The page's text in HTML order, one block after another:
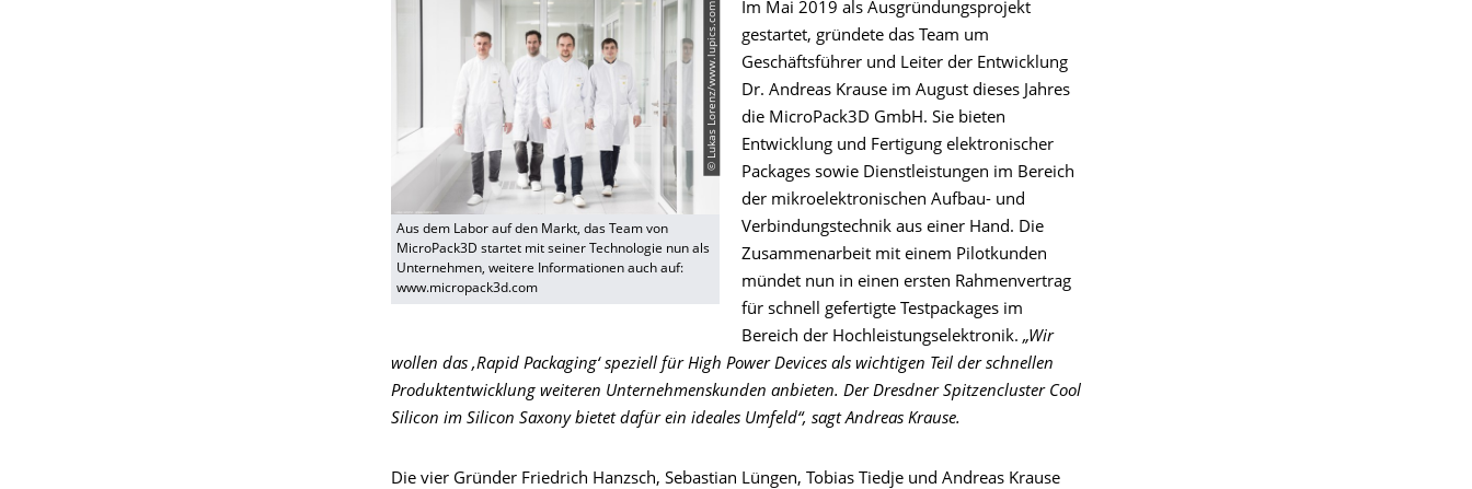
© Lukas Lorenz/www.lupics.com
Aus dem Labor auf den Markt, das Team von
MicroPack3D startet mit seiner Technologie nun als
Unternehmen, weitere Informationen auch auf:
www.micropack3d.com
Im Mai 2019 als Ausgründungsprojekt
gestartet, gründete das Team um
Geschäftsführer und Leiter der Entwicklung
Dr. Andreas Krause im August dieses Jahres
die MicroPack3D GmbH. Sie bieten
Entwicklung und Fertigung elektronischer
Packages sowie Dienstleistungen im Bereich
der mikroelektronischen Aufbau- und
Verbindungstechnik aus einer Hand. Die
Zusammenarbeit mit einem Pilotkunden
mündet nun in einen ersten Rahmenvertrag
für schnell gefertigte Testpackages im
Bereich der Hochleistungselektronik.„Wir
wollen das ‚Rapid Packaging‘ speziell für High Power Devices als wichtigen Teil der schnellen
Produktentwicklung weiteren Unternehmenskunden anbieten. Der Dresdner Spitzencluster Cool
Silicon im Silicon Saxony bietet dafür ein ideales Umfeld“, sagt Andreas Krause.
Die vier Gründer Friedrich Hanzsch, Sebastian Lüngen, Tobias Tiedje und Andreas Krause